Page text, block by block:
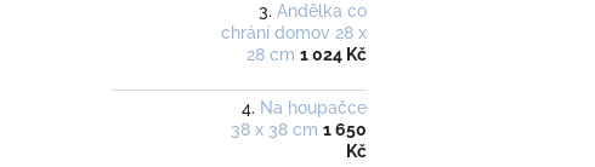
Andělka co
chrání domov 28 x
28 cm 1 024 Kč
Na houpačce
38 x 38 cm 1 650
Kč